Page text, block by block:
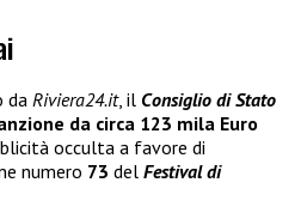
da Riviera24.it, il Consiglio di Stato
da circa 123 mila Euro
occulta a favore di
numero 73 del Festival di